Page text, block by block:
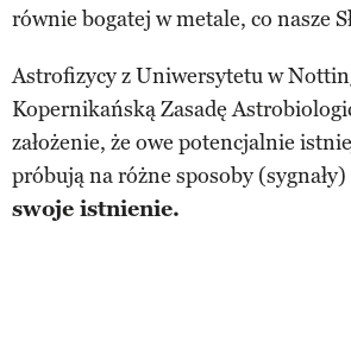
równie bogatej w metale, co nasze
Astrofizycy z Uniwersytetu w
Kopernikańską Zasadę
założenie, że owe potencjalnie
próbują na różne sposoby (sygnały)
swoje istnienie.